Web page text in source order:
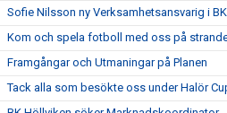
Sofie Nilsson ny Verksamhetsansvarig i
Kom och spela fotboll med oss på
Framgångar och Utmaningar på Planen
Tack alla som besökte oss under Halör